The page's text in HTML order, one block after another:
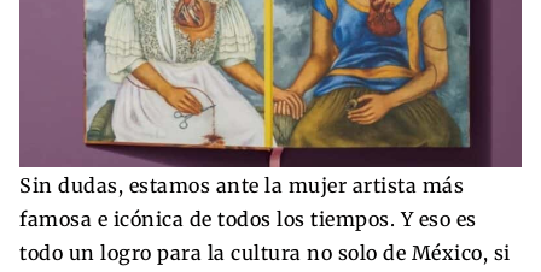
Sin dudas, estamos ante la mujer artista más
famosa e icónica de todos los tiempos. Y eso es
todo un logro para la cultura no solo de México, si